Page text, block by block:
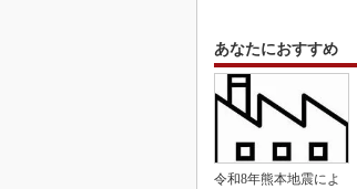
あなたにおすすめ
令和8年熊本地震によ